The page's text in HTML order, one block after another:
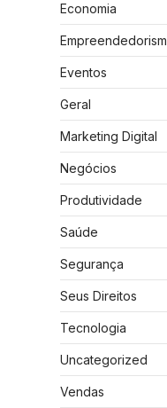
Economia
Eventos
Geral
Marketing Digital
Negócios
Produtividade
Saúde
Segurança
Seus Direitos
Tecnologia
Uncategorized
Vendas